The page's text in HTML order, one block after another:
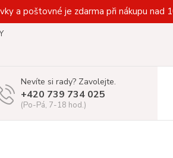
a poštovné je zdarma při nákupu nad
Nevíte si rady? Zavolejte.
+420 739 734 025
(Po-Pá, 7-18 hod.)